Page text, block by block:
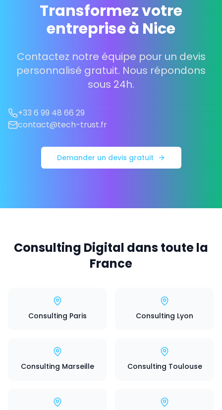
Transformez votre
entreprise à Nice
Contactez notre équipe pour un devis
personnalisé gratuit. Nous répondons
sous 24h.
+33 6 99 48 66 29
contact@tech-trust.fr
Demander un devis gratuit
Consulting Digital dans toute la
France
Consulting Paris Consulting Lyon
Consulting Marseille Consulting Toulouse